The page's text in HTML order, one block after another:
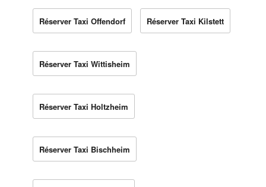
Réserver Taxi Offendorf Réserver Taxi Kilstett
Réserver Taxi Wittisheim
Réserver Taxi Holtzheim
Réserver Taxi Bischheim